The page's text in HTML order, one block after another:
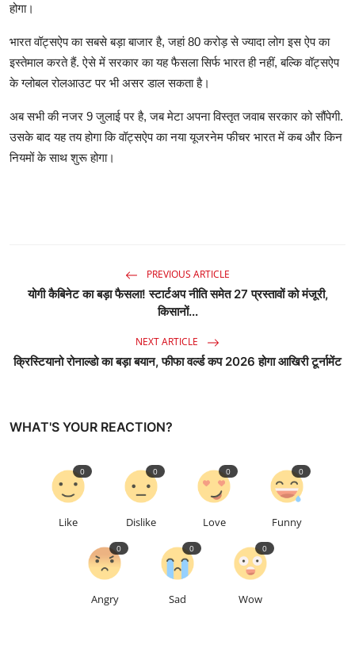
होगा।
भारत वॉट्सऐप का सबसे बड़ा बाजार है, जहां 80 करोड़ से ज्यादा लोग इस ऐप का
इस्तेमाल करते हैं. ऐसे में सरकार का यह फैसला सिर्फ भारत ही नहीं, बल्कि वॉट्सऐप
के ग्लोबल रोलआउट पर भी असर डाल सकता है।
अब सभी की नजर 9 जुलाई पर है, जब मेटा अपना विस्तृत जवाब सरकार को सौंपेगी.
उसके बाद यह तय होगा कि वॉट्सऐप का नया यूजरनेम फीचर भारत में कब और किन
नियमों के साथ शुरू होगा।
PREVIOUS ARTICLE
योगी कैबिनेट का बड़ा फैसला! स्टार्टअप नीति समेत 27 प्रस्तावों को मंजूरी,
किसानों...
NEXT ARTICLE
क्रिस्टियानो रोनाल्डो का बड़ा बयान, फीफा वर्ल्ड कप 2026 होगा आखिरी टूर्नामेंट
WHAT'S YOUR REACTION?
Like
0
Dislike
0
Love
0
Funny
0
Angry
0
Sad
0
Wow
0